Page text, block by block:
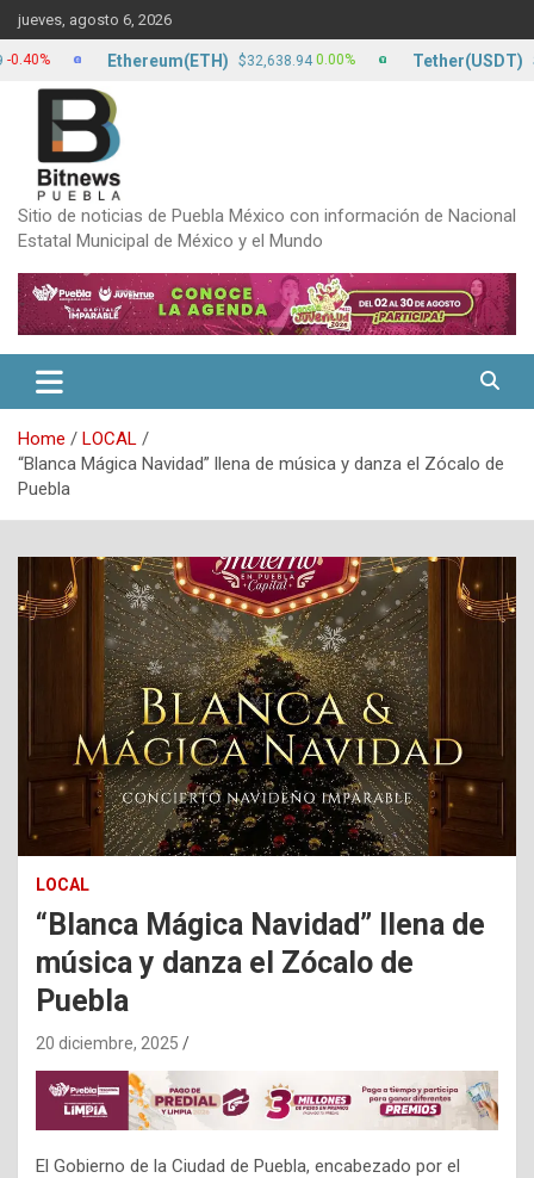
Skip
to
content
jueves, agosto 6, 2026
Sitio de noticias de Puebla México con información de Nacional
Estatal Municipal de México y el Mundo
Home
LOCAL
“Blanca Mágica Navidad” llena de música y danza el Zócalo de
Puebla
LOCAL
“Blanca Mágica Navidad” llena de
música y danza el Zócalo de
Puebla
20 diciembre, 2025
El Gobierno de la Ciudad de Puebla, encabezado por el
Ethereum(ETH) $32,638.94 0.00% Tether(USDT) $17.20